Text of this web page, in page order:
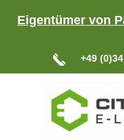
Eigentümer von
+49